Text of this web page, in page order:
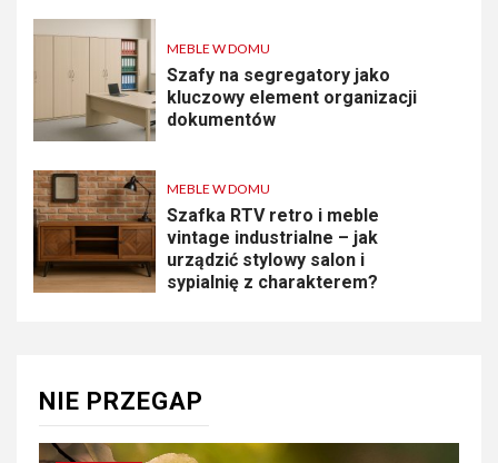
MEBLE W DOMU
Szafy na segregatory jako
kluczowy element organizacji
dokumentów
MEBLE W DOMU
Szafka RTV retro i meble
vintage industrialne – jak
urządzić stylowy salon i
sypialnię z charakterem?
NIE PRZEGAP